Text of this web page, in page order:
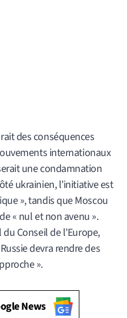
des conséquences
internationaux
une condamnation
ukrainien, l’initiative est
», tandis que Moscou
« nul et non avenu ».
Conseil de l’Europe,
devra rendre des
».
News